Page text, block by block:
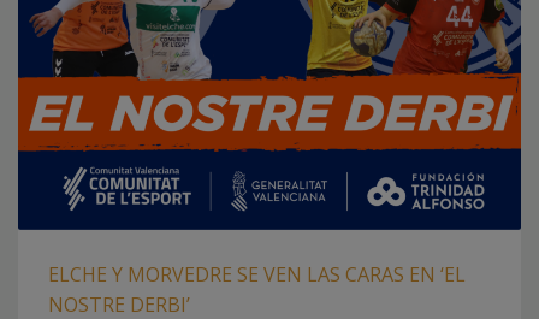
ELCHE Y MORVEDRE SE VEN LAS CARAS EN ‘EL
NOSTRE DERBI’